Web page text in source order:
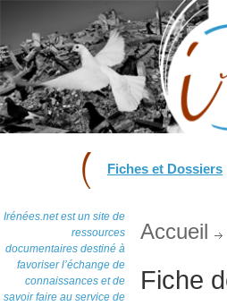
Fiches et Dossiers
Irénées.net est un site de
ressources
documentaires destiné à
favoriser l’échange de
connaissances et de
savoir faire au service de
Accueil
Fiche